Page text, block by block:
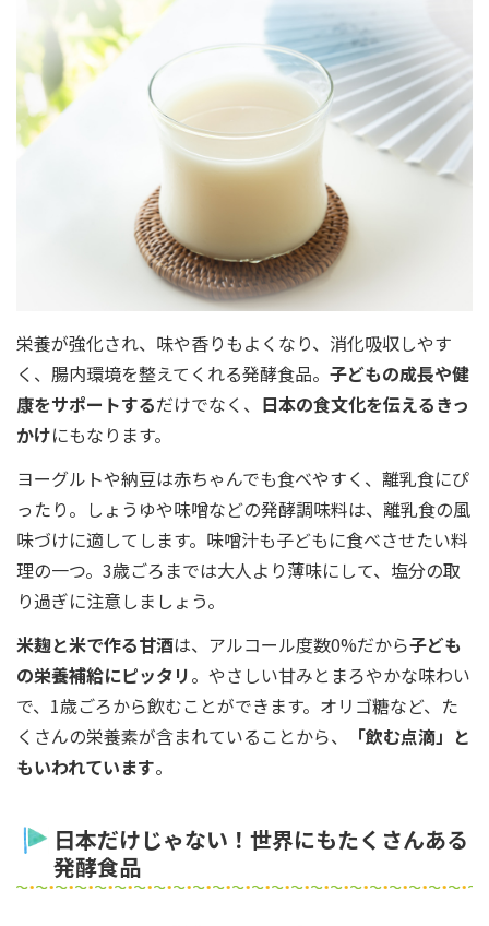
栄養が強化され、味や香りもよくなり、消化吸収しやす
く、腸内環境を整えてくれる発酵食品。 子どもの成長や健
康をサポートするだけでなく、 日本の食文化を伝えるきっ
かけにもなります。
ヨーグルトや納豆は赤ちゃんでも食べやすく、離乳食にぴ
ったり。しょうゆや味噌などの発酵調味料は、離乳食の風
味づけに適してします。味噌汁も子どもに食べさせたい料
理の一つ。3歳ごろまでは大人より薄味にして、塩分の取
り過ぎに注意しましょう。
米麹と米で作る甘酒は、アルコール度数0%だから子ども
の栄養補給にピッタリ。やさしい甘みとまろやかな味わい
で、1歳ごろから飲むことができます。オリゴ糖など、た
くさんの栄養素が含まれていることから、
「飲む点滴」と
もいわれています。
日本だけじゃない！世界にもたくさんある
発酵食品